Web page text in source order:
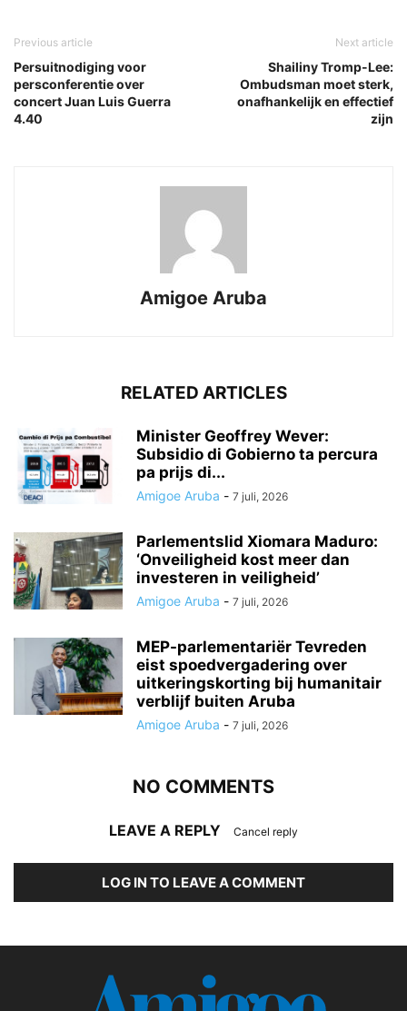
Previous article
Persuitnodiging voor
persconferentie over
concert Juan Luis Guerra
4.40
Next article
Shailiny Tromp-Lee:
Ombudsman moet sterk,
onafhankelijk en effectief
zijn
Amigoe Aruba
RELATED ARTICLES
Minister Geoffrey Wever:
Subsidio di Gobierno ta percura
pa prijs di...
Amigoe Aruba - 7 juli, 2026
Parlementslid Xiomara Maduro:
‘Onveiligheid kost meer dan
investeren in veiligheid’
Amigoe Aruba - 7 juli, 2026
MEP-parlementariër Tevreden
eist spoedvergadering over
uitkeringskorting bij humanitair
verblijf buiten Aruba
Amigoe Aruba - 7 juli, 2026
NO COMMENTS
LEAVE A REPLY Cancel reply
LOG IN TO LEAVE A COMMENT